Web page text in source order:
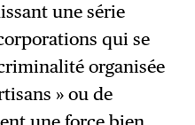
une série
qui se
organisée
» ou de